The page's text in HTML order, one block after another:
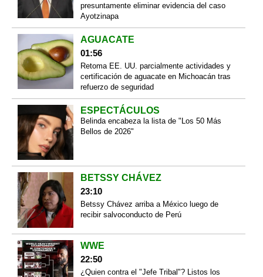
presuntamente eliminar evidencia del caso
Ayotzinapa
AGUACATE
01:56
Retoma EE. UU. parcialmente actividades y
certificación de aguacate en Michoacán tras
refuerzo de seguridad
ESPECTÁCULOS
Belinda encabeza la lista de "Los 50 Más
Bellos de 2026"
BETSSY CHÁVEZ
23:10
Betssy Chávez arriba a México luego de
recibir salvoconducto de Perú
WWE
22:50
¿Quien contra el "Jefe Tribal"? Listos los